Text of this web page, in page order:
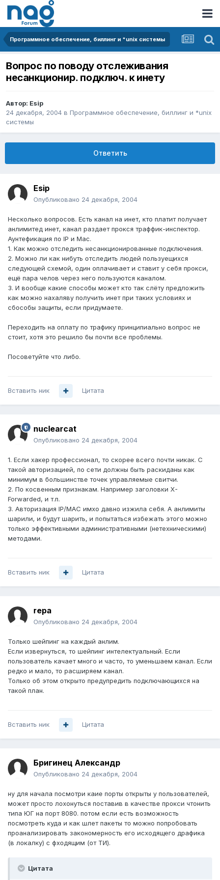
Программное обеспечение, биллинг и *unix системы
Вопрос по поводу отслеживания
несанкционир. подключ. к инету
Автор: Esip
24 декабря, 2004 в Программное обеспечение, биллинг и *unix
системы
Ответить
Esip
Опубликовано 24 декабря, 2004
Несколько вопросов. Есть канал на инет, кто платит получает
анлимитед инет, канал раздает прокся траффик-инспектор.
Аунтефикация по IP и Mac.
1. Как можно отследить несанкционированные подключения.
2. Можно ли как нибуть отследить людей пользуещихся
следующей схемой, один оплачивает и ставит у себя прокси,
ещё пара челов через него пользуются каналом.
3. И вообще какие способы может кто так слёту предложить
как можно нахаляву получить инет при таких условиях и
сбособы защиты, если придумаете.
Переходить на оплату по трафику принципиально вопрос не
стоит, хотя это решило бы почти все проблемы.
Посоветуйте что либо.
Вставить ник Цитата
nuclearcat
Опубликовано 24 декабря, 2004
1. Если хакер профессионал, то скорее всего почти никак. С
такой авторизацией, по сети должны быть раскиданы как
минимум в большинстве точек управляемые свитчи.
2. По косвенным признакам. Например заголовки X-
Forwarded, и т.п.
3. Авторизация IP/MAC имхо давно изжила себя. А анлимиты
шарили, и будут шарить, и попытаться избежать этого можно
только эффективными административными (нетехническими)
методами.
Вставить ник Цитата
repa
Опубликовано 24 декабря, 2004
Только шейпинг на каждый анлим.
Если извернуться, то шейпинг интелектуальный. Если
пользователь качает много и часто, то уменьшаем канал. Если
редко и мало, то расширяем канал.
Только об этом открыто предупредить подключающихся на
такой план.
Вставить ник Цитата
Бригинец Александр
Опубликовано 24 декабря, 2004
ну для начала посмотри каие порты открыты у пользователей,
может просто лохонуться поставив в качестве прокси чтонить
типа ЮГ на порт 8080. потом если есть возможность
посмотреть куда и как шлет пакеты то можно попробовать
проанализировать закономерность его исходящего драфика
(в локалку) с фходящим (от ТИ).
Цитата